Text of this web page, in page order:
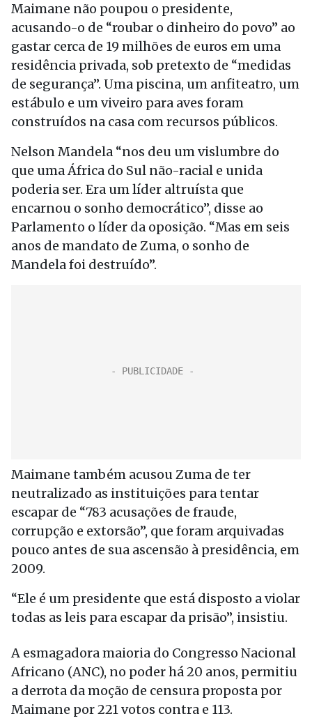
Maimane não poupou o presidente,
acusando-o de “roubar o dinheiro do povo” ao
gastar cerca de 19 milhões de euros em uma
residência privada, sob pretexto de “medidas
de segurança”. Uma piscina, um anfiteatro, um
estábulo e um viveiro para aves foram
construídos na casa com recursos públicos.
Nelson Mandela “nos deu um vislumbre do
que uma África do Sul não-racial e unida
poderia ser. Era um líder altruísta que
encarnou o sonho democrático”, disse ao
Parlamento o líder da oposição. “Mas em seis
anos de mandato de Zuma, o sonho de
Mandela foi destruído”.
Maimane também acusou Zuma de ter
neutralizado as instituições para tentar
escapar de “783 acusações de fraude,
corrupção e extorsão”, que foram arquivadas
pouco antes de sua ascensão à presidência, em
2009.
“Ele é um presidente que está disposto a violar
todas as leis para escapar da prisão”, insistiu.
A esmagadora maioria do Congresso Nacional
Africano (ANC), no poder há 20 anos, permitiu
a derrota da moção de censura proposta por
Maimane por 221 votos contra e 113.